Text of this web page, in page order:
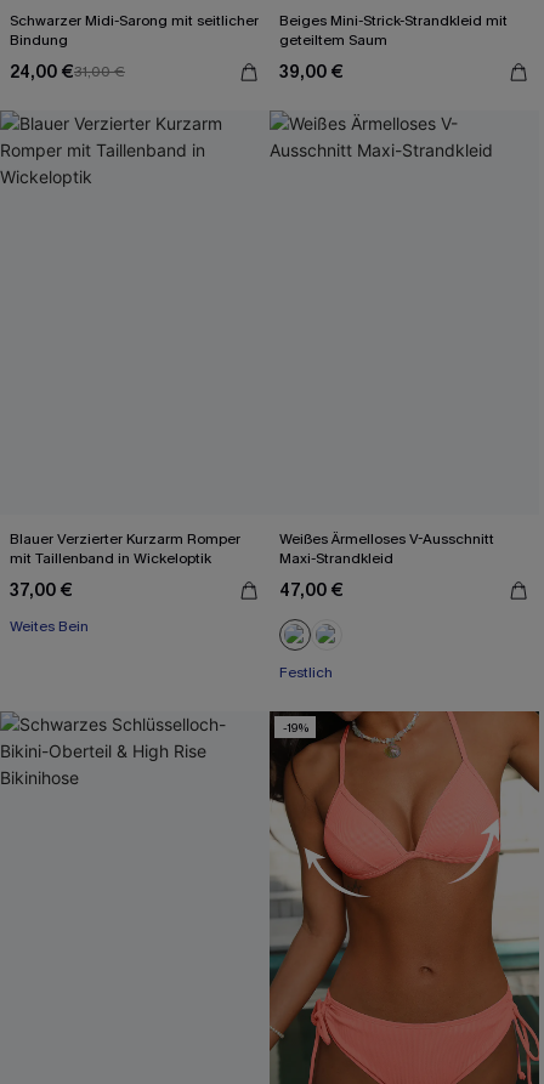
Schwarzer Midi-Sarong mit seitlicher
Bindung
24,00 €31,00 €
Beiges Mini-Strick-Strandkleid mit
geteiltem Saum
39,00 €
Blauer Verzierter Kurzarm Romper
mit Taillenband in Wickeloptik
37,00 €
Weites Bein
Weißes Ärmelloses V-Ausschnitt
Maxi-Strandkleid
47,00 €
Festlich
-19%